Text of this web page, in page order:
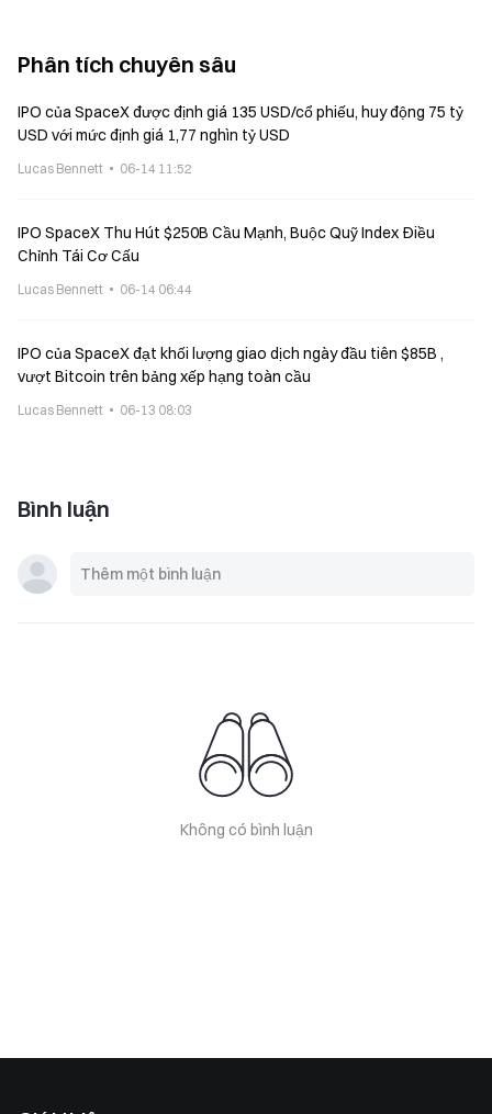
Phân tích chuyên sâu
IPO của SpaceX được định giá 135 USD/cổ phiếu, huy động 75 tỷ
USD với mức định giá 1,77 nghìn tỷ USD
Lucas Bennett 06-14 11:52
IPO SpaceX Thu Hút $250B Cầu Mạnh, Buộc Quỹ Index Điều
Chỉnh Tái Cơ Cấu
Lucas Bennett 06-14 06:44
IPO của SpaceX đạt khối lượng giao dịch ngày đầu tiên $85B ,
vượt Bitcoin trên bảng xếp hạng toàn cầu
Lucas Bennett 06-13 08:03
Bình luận
Không có bình luận